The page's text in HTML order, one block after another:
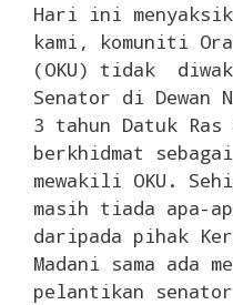
Hari ini
kami, komuniti
(OKU) tidak
Senator di Dewan
3 tahun Datuk Ras
berkhidmat
mewakili OKU.
masih tiada apa-
daripada pihak
Madani sama ada
pelantikan